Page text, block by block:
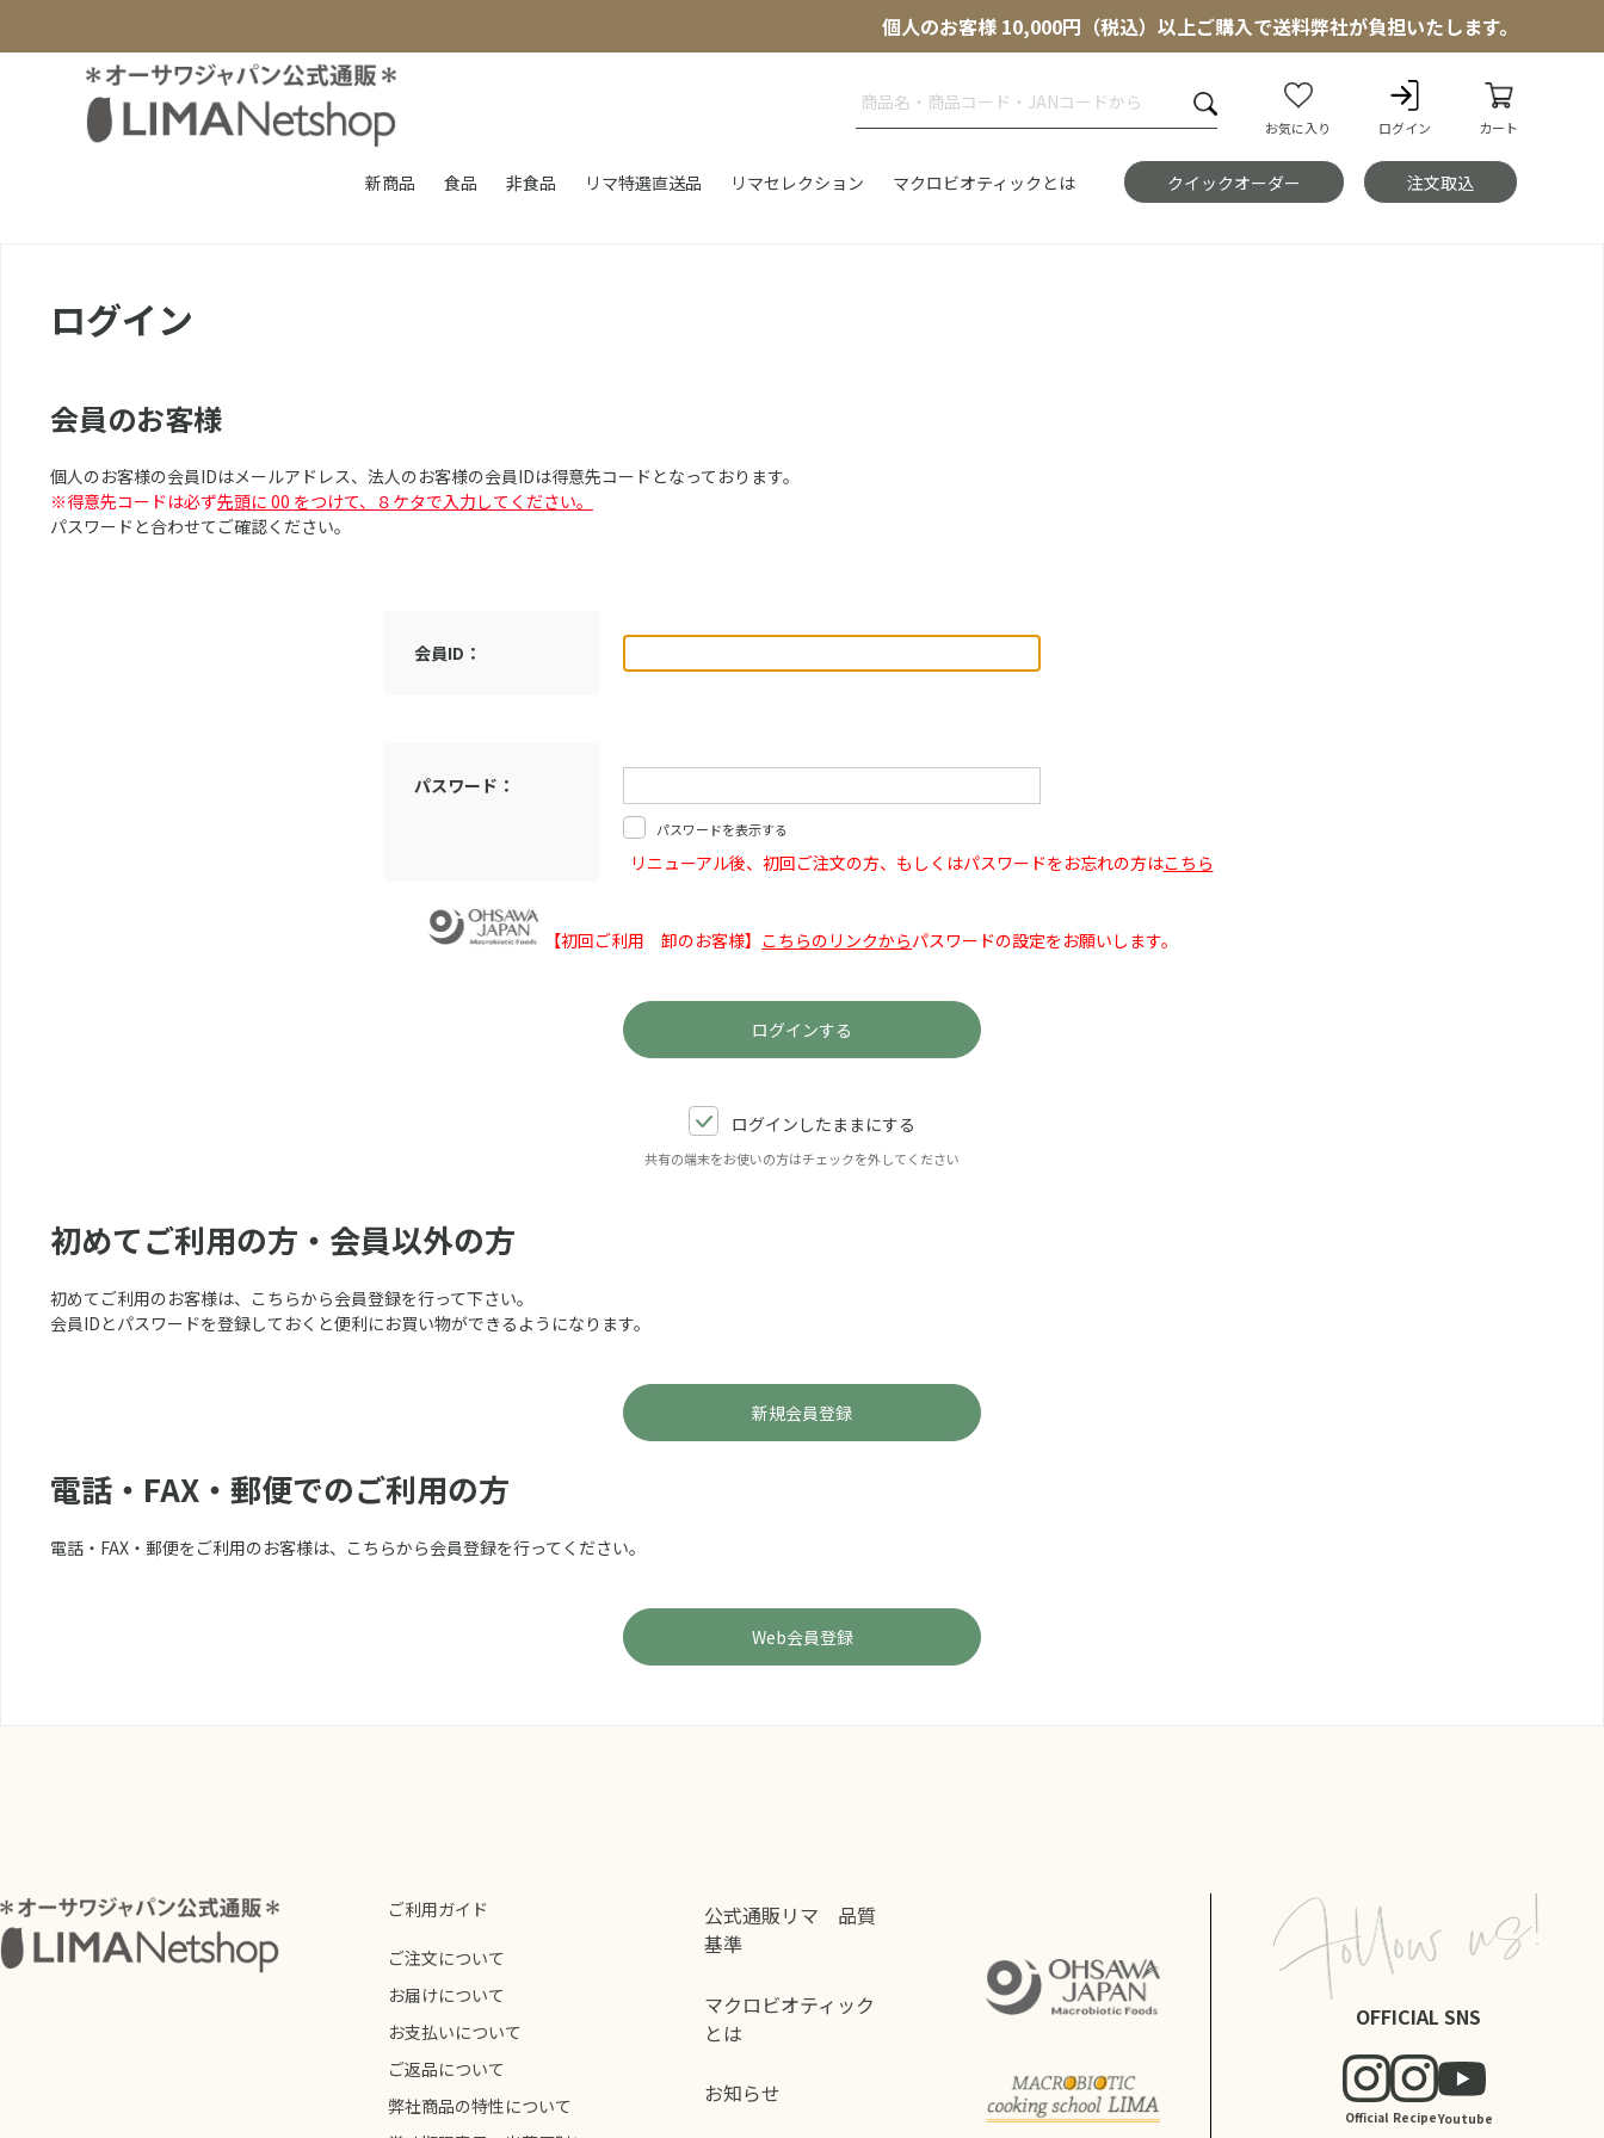
個人のお客様 10,000円（税込）以上ご購入で送料弊社が負担いたします。
お気に入り ログイン カート
新商品 食品 非食品 リマ特選直送品 リマセレクション マクロビオティックとは クイックオーダー 注文取込
ログイン
会員のお客様
個人のお客様の会員IDはメールアドレス、法人のお客様の会員IDは得意先コードとなっております。
※得意先コードは必ず先頭に 00 をつけて、８ケタで入力してください。
パスワードと合わせてご確認ください。
会員ID：
パスワード：
パスワードを表示する
リニューアル後、初回ご注文の方、もしくはパスワードをお忘れの方はこちら
【初回ご利用 卸のお客様】 こちらのリンクからパスワードの設定をお願いします。
ログインしたままにする
共有の端末をお使いの方はチェックを外してください
初めてご利用の方・会員以外の方
初めてご利用のお客様は、こちらから会員登録を行って下さい。
会員IDとパスワードを登録しておくと便利にお買い物ができるようになります。
電話・FAX・郵便でのご利用の方
電話・FAX・郵便をご利用のお客様は、こちらから会員登録を行ってください。
ご利用ガイド
ご注文について
お届けについて
お支払いについて
ご返品について
弊社商品の特性について
公式通販リマ 品質
基準
マクロビオティック
とは
お知らせ
OFFICIAL SNS
Official RecipeYoutube